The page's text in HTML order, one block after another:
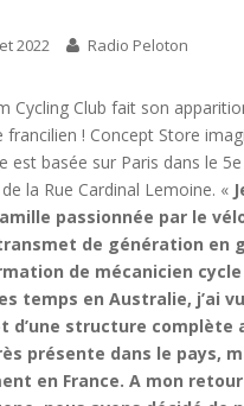
2022 Radio Peloton
Cycling Club fait son
francilien ! Concept Store
est basée sur Paris dans le
la Rue Cardinal Lemoine. «
passionnée par le
de génération en
de mécanicien
temps en Australie, j’ai
d’une structure complète
présente dans le pays,
en France. A mon